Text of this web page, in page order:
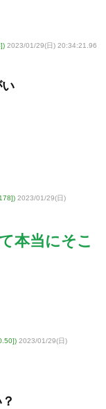
2023/01/29(日) 20:34:21.96
2023/01/29(日)
本当にそこ
2023/01/29(日)